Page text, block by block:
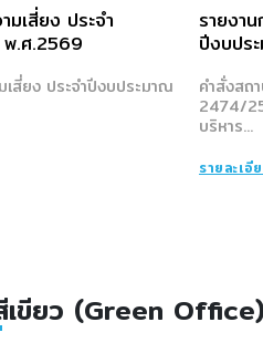
มเสี่ยง ประจำ
.ศ.2569
เสี่ยง ประจำปีงบประมาณ
รายงา
ปีงบปร
คำสั่งสถ
2474/
บริหาร...
รายละเอี
เขียว (Green Office)